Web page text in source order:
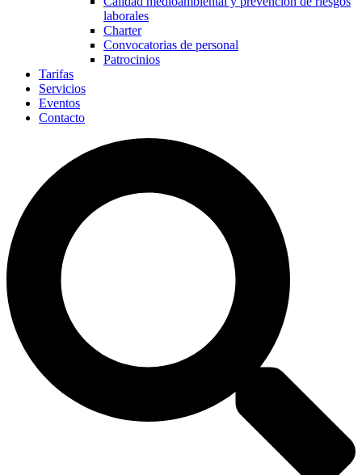
laborales
Charter
Convocatorias de personal
Patrocinios
Tarifas
Servicios
Eventos
Contacto